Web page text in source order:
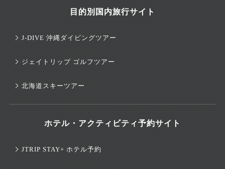
目的別国内旅行サイト
J-DIVE 沖縄ダイビングツアー
ジェイトリップ ゴルフツアー
北海道スキーツアー
ホテル・アクティビティ予約サイト
JTRIP STAY+ ホテル予約